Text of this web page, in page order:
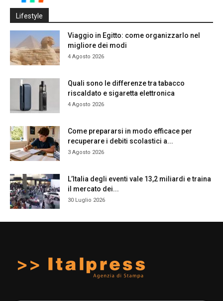
Lifestyle
Viaggio in Egitto: come organizzarlo nel
migliore dei modi
4 Agosto 2026
Quali sono le differenze tra tabacco
riscaldato e sigaretta elettronica
4 Agosto 2026
Come prepararsi in modo efficace per
recuperare i debiti scolastici a...
3 Agosto 2026
L’Italia degli eventi vale 13,2 miliardi e traina
il mercato dei...
30 Luglio 2026